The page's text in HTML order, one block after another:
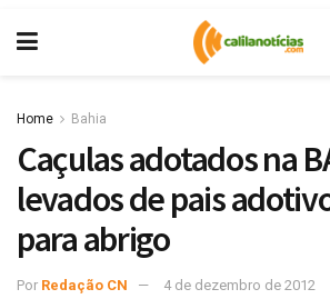
Home Bahia
Caçulas adotados na
levados de pais
para abrigo
Por Redação CN 4 de dezembro de 2012